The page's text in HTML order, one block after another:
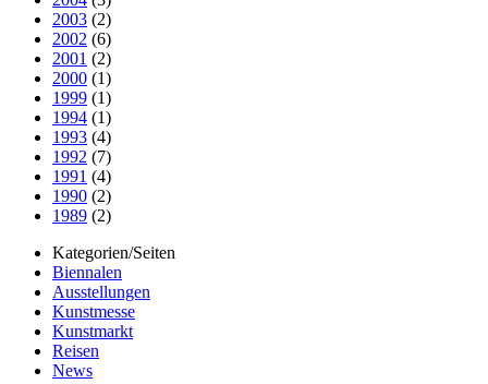
2003 (2)
2002 (6)
2001 (2)
2000 (1)
1999 (1)
1994 (1)
1993 (4)
1992 (7)
1991 (4)
1990 (2)
1989 (2)
Kategorien/Seiten
Biennalen
Ausstellungen
Kunstmesse
Kunstmarkt
Reisen
News